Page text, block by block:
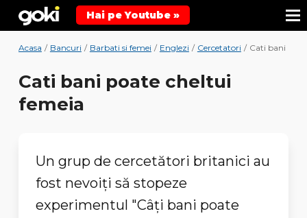
Hai pe Youtube »
Acasa / Bancuri / Barbati si femei / Englezi / Cercetatori / Cati bani
Cati bani poate cheltui
femeia
Un grup de cercetători britanici au
fost nevoiţi să stopeze
experimentul "Câţi bani poate